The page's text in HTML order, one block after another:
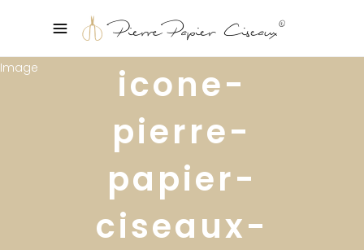
icone-
pierre-
papier-
ciseaux-